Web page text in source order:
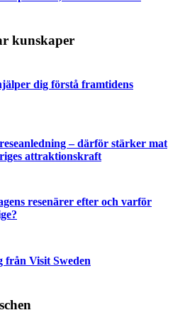
kunskaper
dig förstå framtidens
– därför stärker mat
attraktionskraft
resenärer efter och varför
från Visit Sweden